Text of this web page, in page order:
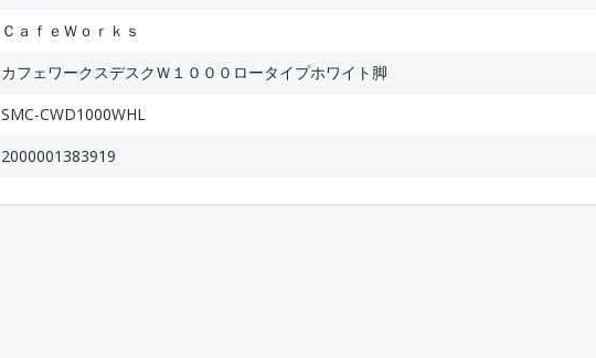
ＣａｆｅＷｏｒｋｓ
カフェワークスデスクＷ１０００ロータイプホワイト脚
SMC-CWD1000WHL
2000001383919